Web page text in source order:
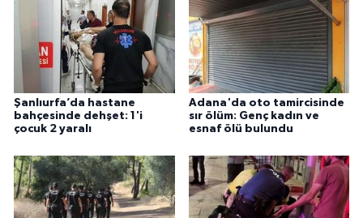
Şanlıurfa’da hastane
bahçesinde dehşet: 1'i
çocuk 2 yaralı
Adana'da oto tamircisinde
sır ölüm: Genç kadın ve
esnaf ölü bulundu